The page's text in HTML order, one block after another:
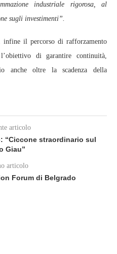
industriale rigorosa, al
sugli investimenti”.
infine il percorso di rafforzamento
di garantire continuità,
anche oltre la scadenza della
articolo
“Ciccone straordinario sul
Giau”
articolo
Forum di Belgrado